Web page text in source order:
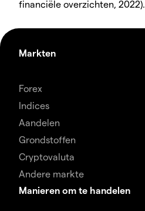
financiële overzichten, 2022).
Markten
Forex
Indices
Aandelen
Grondstoffen
Cryptovaluta
Andere markte
Manieren om te handelen